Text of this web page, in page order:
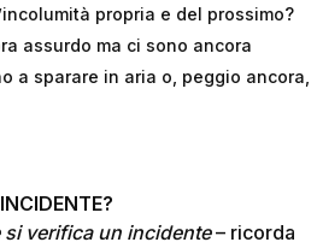
propria e del prossimo?
assurdo ma ci sono ancora
a sparare in aria o, peggio ancora,
si verifica un incidente– ricorda